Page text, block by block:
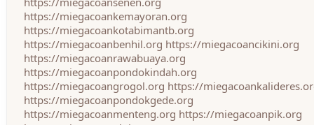
https://miegacoankemayoran.org
https://miegacoankotabimantb.org
https://miegacoanbenhil.org https://miegacoancikini.org
https://miegacoanrawabuaya.org
https://miegacoanpondokindah.org
https://miegacoangrogol.org https://
https://miegacoanpondokgede.org
https://miegacoanmenteng.org https://miegacoanpik.org